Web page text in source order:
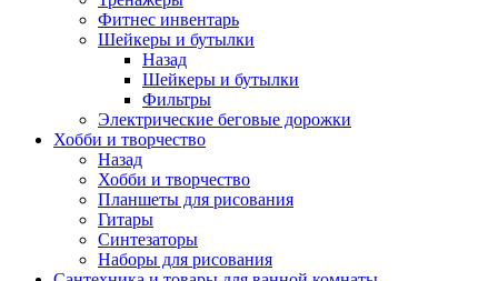
Фитнес инвентарь
Шейкеры и бутылки
Назад
Шейкеры и бутылки
Фильтры
Электрические беговые дорожки
Хобби и творчество
Назад
Хобби и творчество
Планшеты для рисования
Гитары
Синтезаторы
Наборы для рисования